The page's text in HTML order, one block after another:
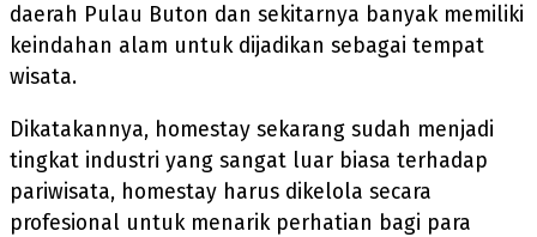
daerah Pulau Buton dan sekitarnya banyak memiliki
keindahan alam untuk dijadikan sebagai tempat
wisata.
Dikatakannya, homestay sekarang sudah menjadi
tingkat industri yang sangat luar biasa terhadap
pariwisata, homestay harus dikelola secara
profesional untuk menarik perhatian bagi para